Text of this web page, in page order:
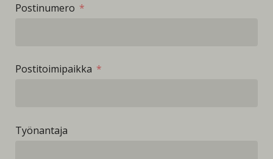
Postinumero
Postitoimipaikka
Työnantaja